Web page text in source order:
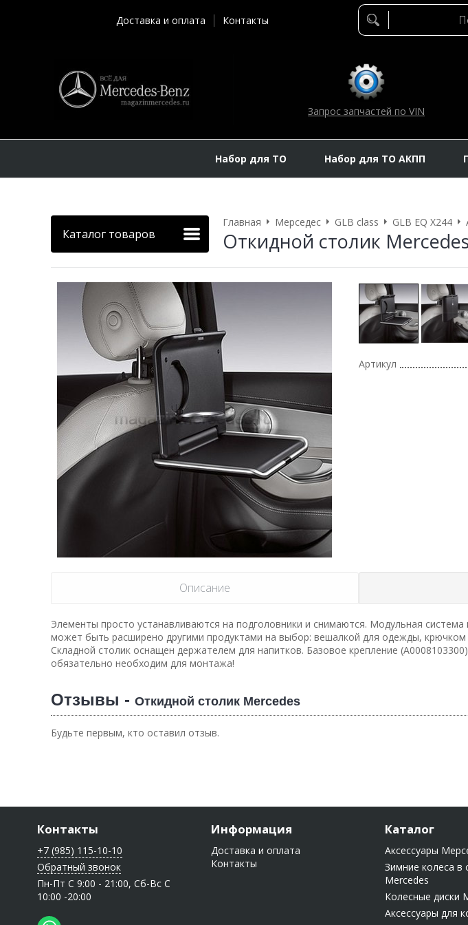
Доставка и оплата Контакты
Запрос запчастей по VIN
Набор для ТО Набор для ТО АКПП
Каталог товаров
Главная Мерседес GLB class GLB EQ X244
Откидной столик
Артикул
Описание
Элементы просто устанавливаются на подголовники и снимаются. Модульная
может быть расширено другими продуктами на выбор: вешалкой для одежды, крючком
Складной столик оснащен держателем для напитков. Базовое крепление
обязательно необходим для монтажа!
Отзывы - Откидной столик Mercedes
Будьте первым, кто оставил отзыв.
Контакты
+7 (985) 115-10-10
Обратный звонок
Пн-Пт C 9:00 - 21:00, Сб-Вс С
10:00 -20:00
Информация
Доставка и оплата
Контакты
Каталог
Аксессуары
Зимние колеса в
Mercedes
Колесные диски
Аксессуары для